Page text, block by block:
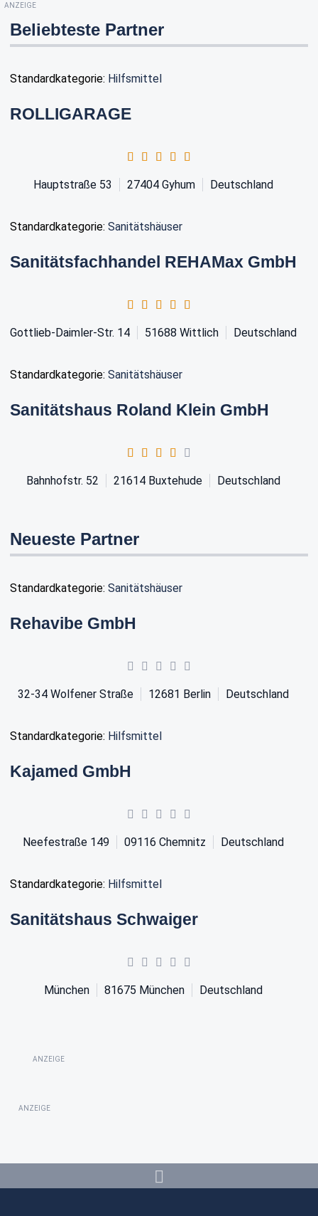
ANZEIGE
Beliebteste Partner
Standardkategorie: Hilfsmittel
ROLLIGARAGE
Hauptstraße 53 27404 Gyhum Deutschland
Standardkategorie: Sanitätshäuser
Sanitätsfachhandel REHAMax GmbH
Gottlieb-Daimler-Str. 14 51688 Wittlich Deutschland
Standardkategorie: Sanitätshäuser
Sanitätshaus Roland Klein GmbH
Bahnhofstr. 52 21614 Buxtehude Deutschland
Neueste Partner
Standardkategorie: Sanitätshäuser
Rehavibe GmbH
32-34 Wolfener Straße 12681 Berlin Deutschland
Standardkategorie: Hilfsmittel
Kajamed GmbH
Neefestraße 149 09116 Chemnitz Deutschland
Standardkategorie: Hilfsmittel
Sanitätshaus Schwaiger
München 81675 München Deutschland
ANZEIGE
ANZEIGE